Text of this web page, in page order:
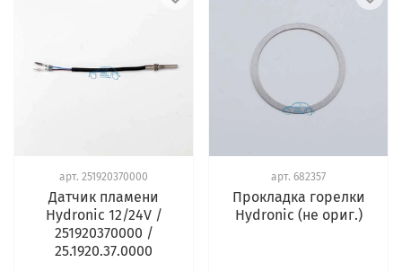
арт. 251920370000
Датчик пламени
Hydronic 12/24V /
251920370000 /
25.1920.37.0000
арт. 682357
Прокладка горелки
Hydronic (не ориг.)